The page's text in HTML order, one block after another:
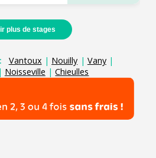
plus de stages
Vantoux | Nouilly | Vany |
| Noisseville | Chieulles